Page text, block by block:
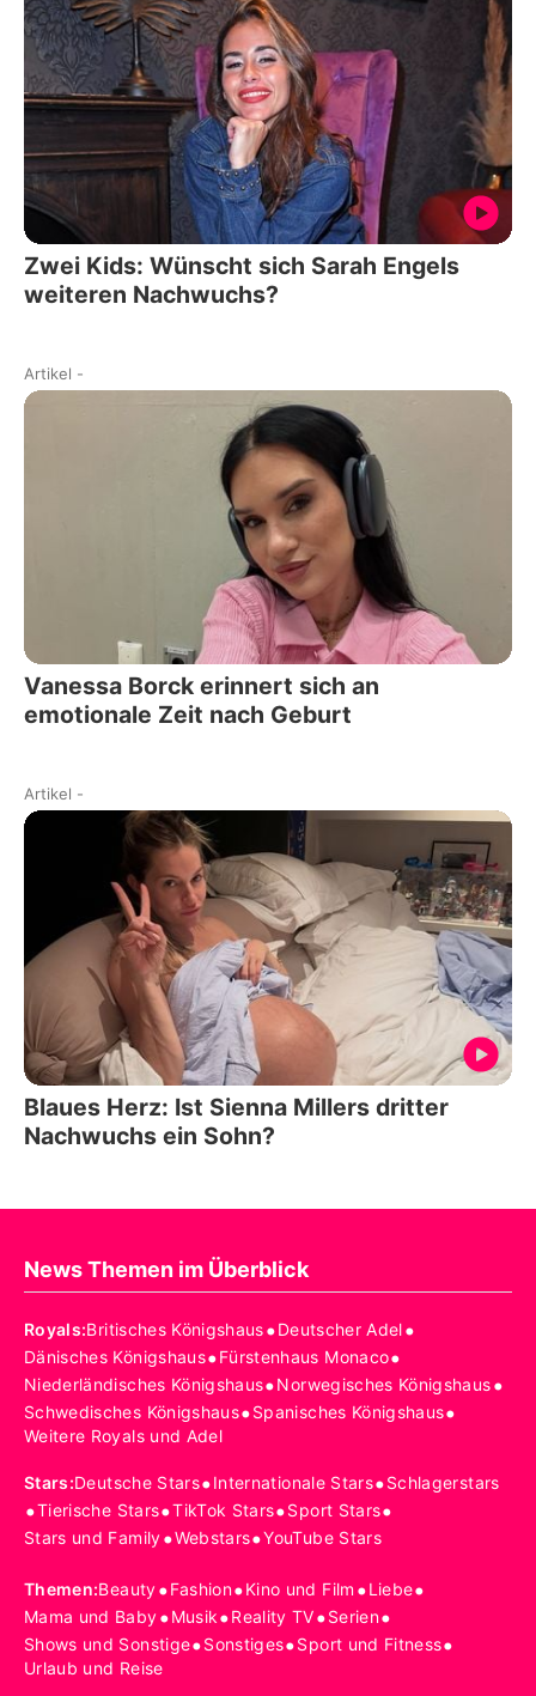
Zwei Kids: Wünscht sich Sarah Engels
weiteren Nachwuchs?
Artikel -
Vanessa Borck erinnert sich an
emotionale Zeit nach Geburt
Artikel -
Blaues Herz: Ist Sienna Millers dritter
Nachwuchs ein Sohn?
News Themen im Überblick
Royals:Britisches Königshaus•Deutscher Adel•
Dänisches Königshaus•Fürstenhaus Monaco•
Niederländisches Königshaus•Norwegisches Königshaus•
Schwedisches Königshaus•Spanisches Königshaus•
Weitere Royals und Adel
Stars:Deutsche Stars•Internationale Stars•Schlagerstars
•Tierische Stars•TikTok Stars•Sport Stars•
Stars und Family•Webstars•YouTube Stars
Themen:Beauty•Fashion•Kino und Film •Liebe•
Mama und Baby•Musik•Reality TV•Serien•
Shows und Sonstige•Sonstiges•Sport und Fitness•
Urlaub und Reise